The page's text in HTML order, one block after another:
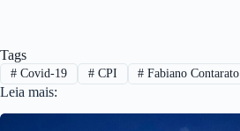
Tags
#Covid-19 #CPI # Fabiano Contarato
Leia mais: